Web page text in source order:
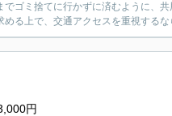
ゴミ捨てに行かずに済むように、
る上で、交通アクセスを重視する
円